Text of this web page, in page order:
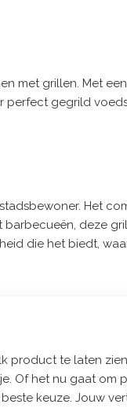
met grillen. Met
gegrild
Het
deze
die het biedt,
product te laten
Of het nu gaat om
keuze. Jouw